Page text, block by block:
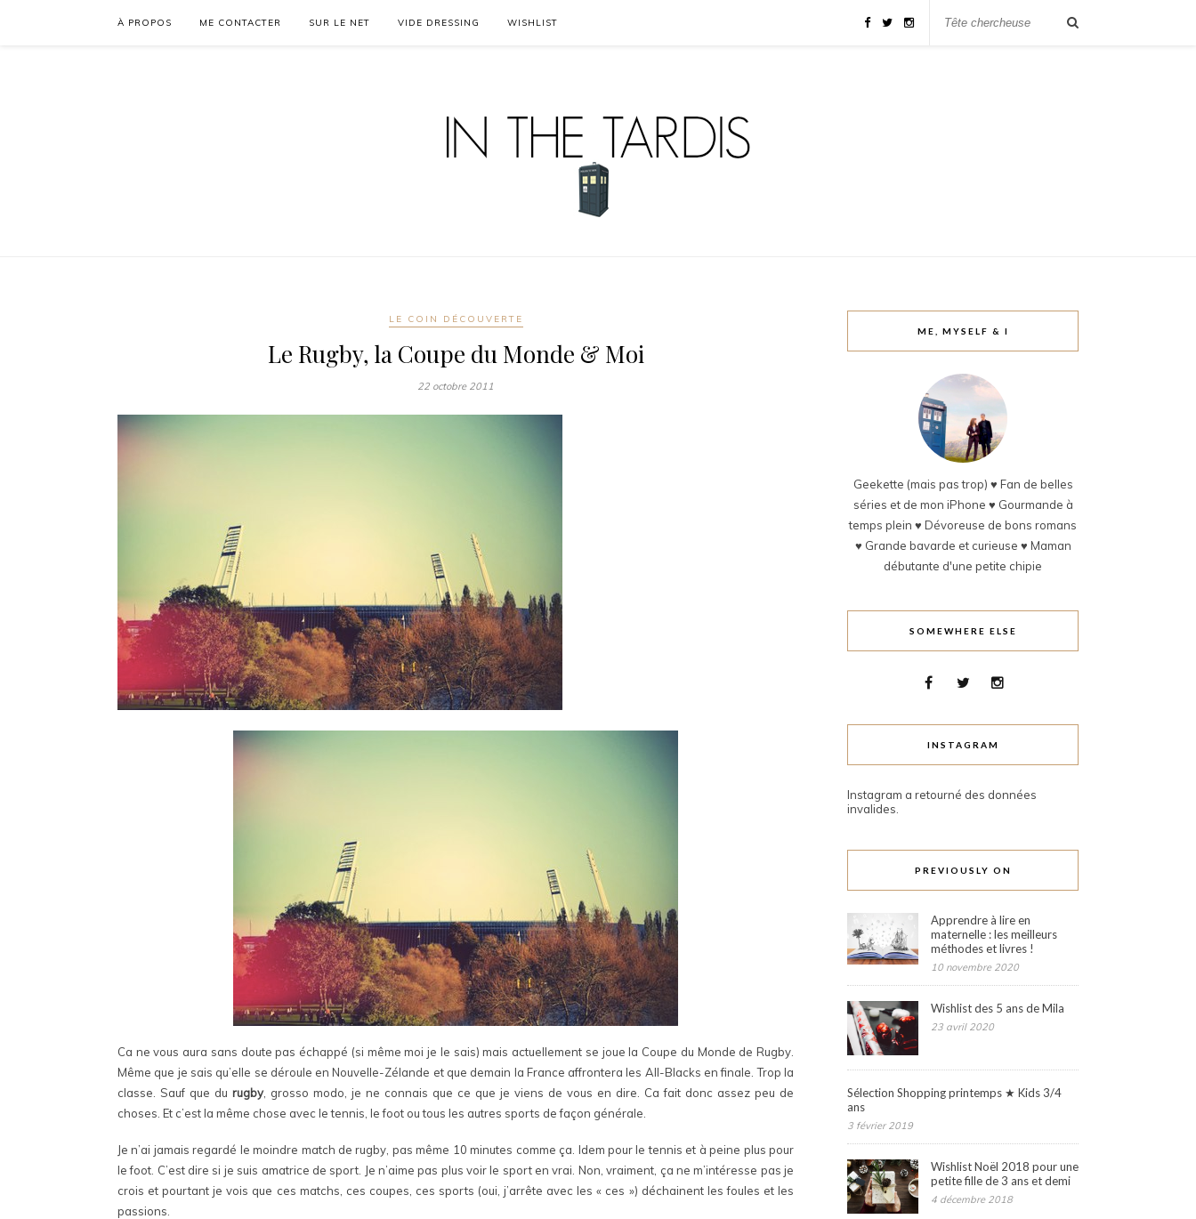
À PROPOS ME CONTACTER SUR LE NET VIDE DRESSING WISHLIST
LE COIN DÉCOUVERTE
Le Rugby, la Coupe du Monde & Moi
22 octobre 2011
Ca ne vous aura sans doute pas échappé (si même moi je le sais) mais actuellement se joue la Coupe du Monde de Rugby.
Même que je sais qu’elle se déroule en Nouvelle-Zélande et que demain la France affrontera les All-Blacks en finale. Trop la
classe. Sauf que du rugby, grosso modo, je ne connais que ce que je viens de vous en dire. Ca fait donc assez peu de
choses. Et c’est la même chose avec le tennis, le foot ou tous les autres sports de façon générale.
Je n’ai jamais regardé le moindre match de rugby, pas même 10 minutes comme ça. Idem pour le tennis et à peine plus pour
le foot. C’est dire si je suis amatrice de sport. Je n’aime pas plus voir le sport en vrai. Non, vraiment, ça ne m’intéresse pas je
crois et pourtant je vois que ces matchs, ces coupes, ces sports (oui, j’arrête avec les « ces ») déchainent les foules et les
passions.
ME, MYSELF & I
Geekette (mais pas trop) ♥ Fan de belles
séries et de mon iPhone ♥ Gourmande à
temps plein ♥ Dévoreuse de bons romans
♥ Grande bavarde et curieuse ♥ Maman
débutante d'une petite chipie
SOMEWHERE ELSE
INSTAGRAM
Instagram a retourné des données
invalides.
PREVIOUSLY ON
Apprendre à lire en
maternelle : les meilleurs
méthodes et livres !
10 novembre 2020
Wishlist des 5 ans de Mila
23 avril 2020
Sélection Shopping printemps ★ Kids 3/4
ans
3 février 2019
Wishlist Noël 2018 pour une
petite fille de 3 ans et demi
4 décembre 2018